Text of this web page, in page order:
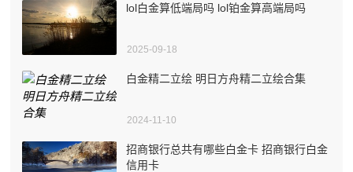
lol白金算低端局吗 lol铂金算高端局吗
2025-09-18
白金精二立绘 明日方舟精二立绘合集
2024-11-10
招商银行总共有哪些白金卡 招商银行白金
信用卡